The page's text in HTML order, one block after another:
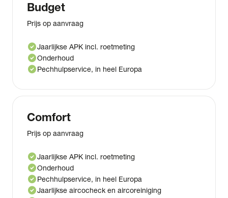
Budget
Prijs op aanvraag
check_circleJaarlijkse APK incl. roetmeting
check_circleOnderhoud
check_circlePechhulpservice, in heel Europa
Comfort
Prijs op aanvraag
check_circleJaarlijkse APK incl. roetmeting
check_circleOnderhoud
check_circlePechhulpservice, in heel Europa
check_circleJaarlijkse aircocheck en aircoreiniging